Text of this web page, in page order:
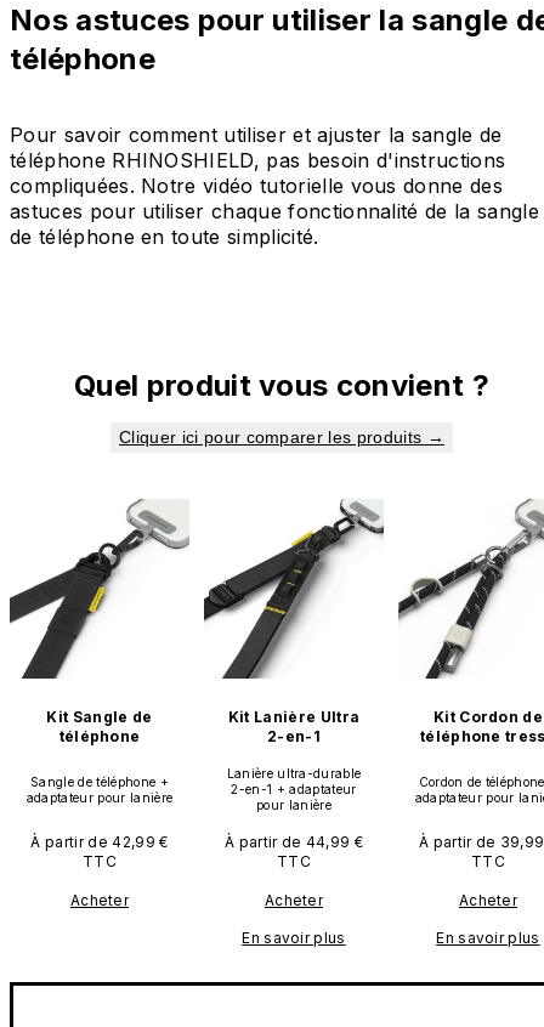
Nos astuces pour utiliser la sangle
téléphone
Pour savoir comment utiliser et ajuster la sangle de
téléphone RHINOSHIELD, pas besoin d'instructions
compliquées. Notre vidéo tutorielle vous donne des
astuces pour utiliser chaque fonctionnalité de la sangle
de téléphone en toute simplicité.
Quel produit vous convient ?
Cliquer ici pour comparer les produits →
Kit Sangle de
téléphone
Sangle de téléphone +
adaptateur pour lanière
À partir de 42,99 €
TTC
Acheter
Kit Lanière Ultra
2-en-1
Lanière ultra-durable
2-en-1 + adaptateur
pour lanière
À partir de 44,99 €
TTC
Acheter
En savoir plus
Kit Cordon de
téléphone
Cordon de
adaptateur pour
À partir de
TTC
Acheter
En savoir plus